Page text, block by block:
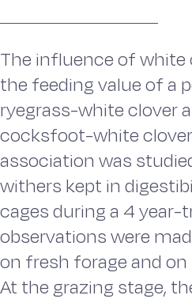
The influence of white
the feeding value of a
ryegrass-white clover
cocksfoot-white clover
association was
withers kept in
cages during a 4 year-
observations were
on fresh forage and on
At the grazing stage,